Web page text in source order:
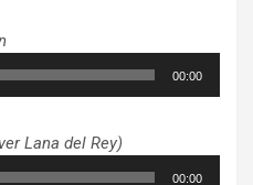
00:00
Lana del Rey)
00:00